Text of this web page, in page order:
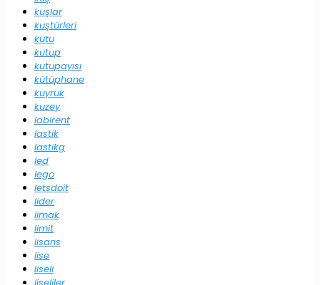
kuşlar
kuştürleri
kutu
kutup
kutupayısı
kütüphane
kuyruk
kuzey
labirent
lastik
lastikg
led
lego
letsdoit
lider
limak
limit
lisans
lise
liseli